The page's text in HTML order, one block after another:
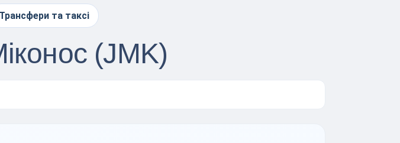
Трансфери та таксі
(JMK)